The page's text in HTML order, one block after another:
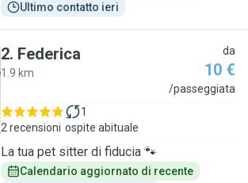
Ultimo contatto ieri
2. Federica
1.9 km
da
10 €
/passeggiata
2 recensioni
1
ospite abituale
La tua pet sitter di fiducia 🐾
Calendario aggiornato di recente